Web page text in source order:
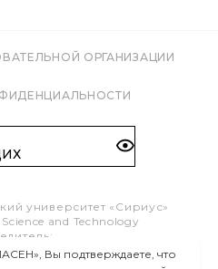
ОРГАНИЗАЦИИ
университет «Сириус»
and Technology
«Талант и успех»
«Сириус»,
Вы подтверждаете, что